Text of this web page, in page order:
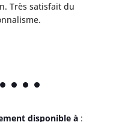
Très satisfait du
disponible à :